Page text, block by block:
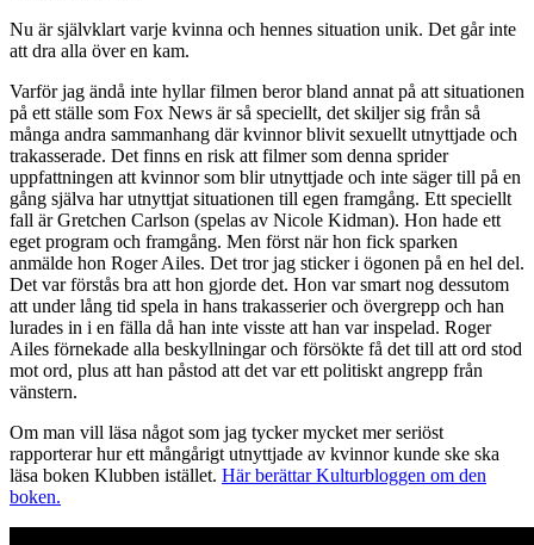
Nu är självklart varje kvinna och hennes situation unik. Det går inte
att dra alla över en kam.
Varför jag ändå inte hyllar filmen beror bland annat på att situationen
på ett ställe som Fox News är så speciellt, det skiljer sig från så
många andra sammanhang där kvinnor blivit sexuellt utnyttjade och
trakasserade. Det finns en risk att filmer som denna sprider
uppfattningen att kvinnor som blir utnyttjade och inte säger till på en
gång själva har utnyttjat situationen till egen framgång. Ett speciellt
fall är Gretchen Carlson (spelas av Nicole Kidman). Hon hade ett
eget program och framgång. Men först när hon fick sparken
anmälde hon Roger Ailes. Det tror jag sticker i ögonen på en hel del.
Det var förstås bra att hon gjorde det. Hon var smart nog dessutom
att under lång tid spela in hans trakasserier och övergrepp och han
lurades in i en fälla då han inte visste att han var inspelad. Roger
Ailes förnekade alla beskyllningar och försökte få det till att ord stod
mot ord, plus att han påstod att det var ett politiskt angrepp från
vänstern.
Om man vill läsa något som jag tycker mycket mer seriöst
rapporterar hur ett mångårigt utnyttjade av kvinnor kunde ske ska
läsa boken Klubben istället. Här berättar Kulturbloggen om den
boken.